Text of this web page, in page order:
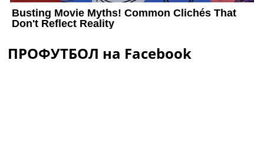
ПРОФУТБОЛ на Facebook